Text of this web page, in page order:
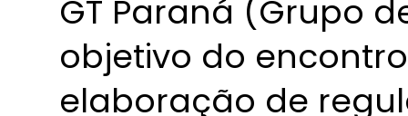
GT Paraná (Grupo
objetivo do
elaboração de